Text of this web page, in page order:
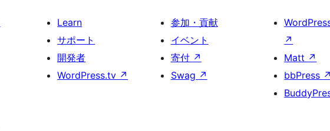
Learn
サポート
開発者
WordPress.tv ↗
参加・貢献
イベント
寄付 ↗
Swag ↗
↗
Matt ↗
bbPress ↗